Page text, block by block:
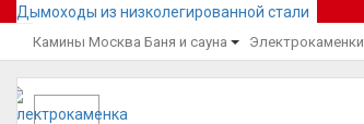
Дымоходы из низколегированной стали
Камины Москва Баня и сауна Электрокаменки